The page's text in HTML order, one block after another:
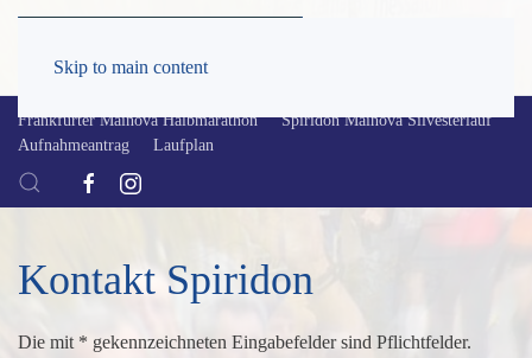
Skip to main content
Frankfurter Mainova Halbmarathon
Spiridon Mainova Silvesterlauf
Aufnahmeantrag
Laufplan
Kontakt Spiridon
Die mit * gekennzeichneten Eingabefelder sind Pflichtfelder.